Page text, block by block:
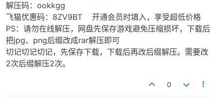
解压码：ookkgg
飞猫优惠码：8ZV9BT 开通会员时填入，享受超低价格
PS：请勿在线解压，网盘先保存游戏避免压缩损坏，下载后
把jpg、png后缀改成rar解压即可
切记切记切记，先保存下载，下载后再改后缀解压。需要改
2次后缀解压2次。
0